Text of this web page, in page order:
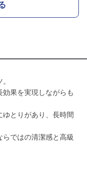
果を実現しながらも
とりがあり、長時間
らではの清潔感と高級